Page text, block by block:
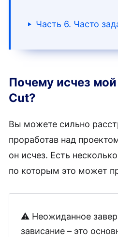
Часть 6. Часто
Почему исчез
Cut?
Вы можете сильно
проработав над
он исчез. Есть
по которым это может
⚠️ Неожиданное
зависание – это